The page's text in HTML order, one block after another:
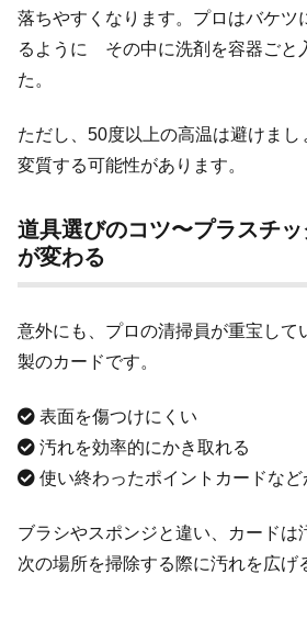
落ちやすくなります。プロはバケツ
るように その中に洗剤を容器ごと
た。
ただし、50度以上の高温は避けま
変質する可能性があります。
道具選びのコツ〜プラスチ
が変わる
意外にも、プロの清掃員が重宝して
製のカードです。
表面を傷つけにくい
汚れを効率的にかき取れる
使い終わったポイントカードな
ブラシやスポンジと違い、カードは
次の場所を掃除する際に汚れを広げ